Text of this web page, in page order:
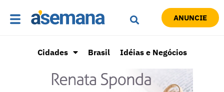
ANUNCIE
Cidades Brasil Idéias e Negócios